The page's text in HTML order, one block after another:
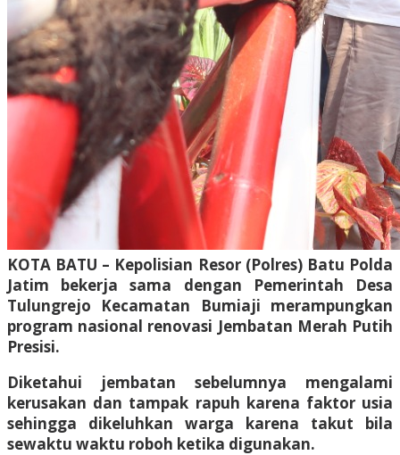
KOTA BATU – Kepolisian Resor (Polres) Batu Polda
Jatim bekerja sama dengan Pemerintah Desa
Tulungrejo Kecamatan Bumiaji merampungkan
program nasional renovasi Jembatan Merah Putih
Presisi.
Diketahui jembatan sebelumnya mengalami
kerusakan dan tampak rapuh karena faktor usia
sehingga dikeluhkan warga karena takut bila
sewaktu waktu roboh ketika digunakan.